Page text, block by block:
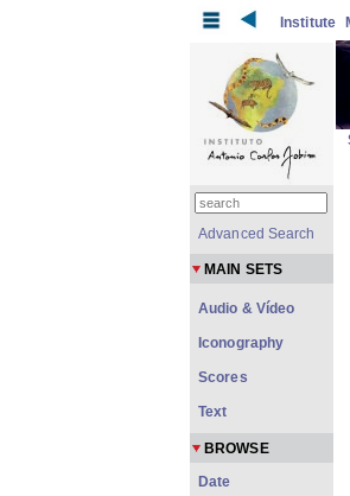
Institute
Advanced Search
MAIN SETS
Audio & Vídeo
Iconography
Scores
Text
BROWSE
Date